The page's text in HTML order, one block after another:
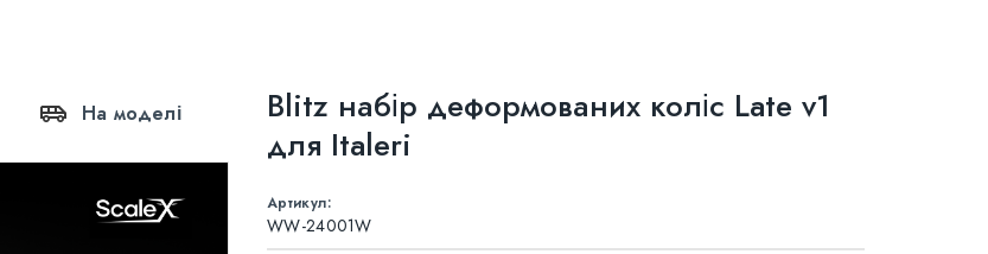
На моделі
Blitz набір деформованих коліс Late v1
для Italeri
Артикул:
WW-24001W